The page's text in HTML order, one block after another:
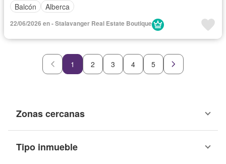
Balcón
Alberca
22/06/2026 en - Stalavanger Real Estate Boutique
1 2 3 4 5
Zonas cercanas
Tipo inmueble